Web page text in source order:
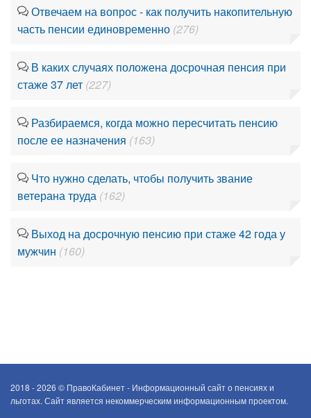
Отвечаем на вопрос - как получить накопительную
часть пенсии единовременно (276)
В каких случаях положена досрочная пенсия при
стаже 37 лет (227)
Разбираемся, когда можно пересчитать пенсию
после ее назначения (163)
Что нужно сделать, чтобы получить звание
ветерана труда (162)
Выход на досрочную пенсию при стаже 42 года у
мужчин (160)
2018 - 2026 © ПравоКабинет - Информационный сайт о пенсиях и
льготах. Сайт является некоммерческим информационным проектом.